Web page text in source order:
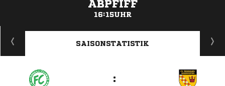
ABPFIFF
16:15UHR
ANZEIGE
SAISONSTATISTIK
: